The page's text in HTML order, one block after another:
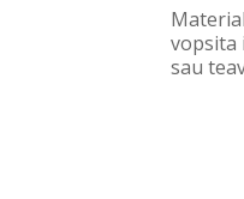
vopsita
sau